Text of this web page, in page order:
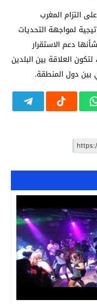
التزام المغرب
لمواجهة التحديات
دعم الاستقرار
العلاقة بين البلدين
بين دول المنطقة.